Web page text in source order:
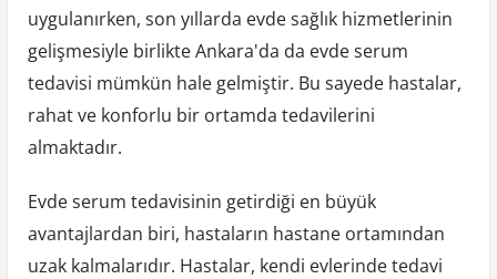
uygulanırken, son yıllarda evde sağlık hizmetlerinin
gelişmesiyle birlikte Ankara'da da evde serum
tedavisi mümkün hale gelmiştir. Bu sayede hastalar,
rahat ve konforlu bir ortamda tedavilerini
almaktadır.
Evde serum tedavisinin getirdiği en büyük
avantajlardan biri, hastaların hastane ortamından
uzak kalmalarıdır. Hastalar, kendi evlerinde tedavi